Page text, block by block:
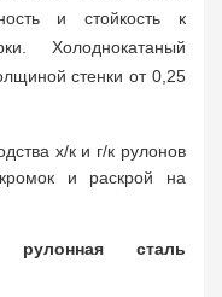
и стойкость к
Холоднокатаный
стенки от 0,25
х/к и г/к рулонов
и раскрой на
рулонная сталь